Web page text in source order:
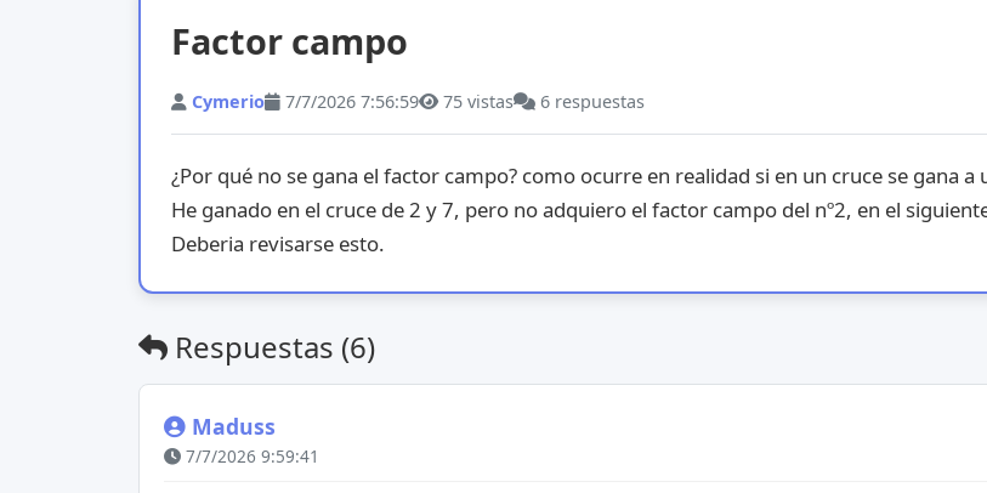
Factor campo
Cymerio 7/7/2026 7:56:59 75 vistas 6 respuestas
¿Por qué no se gana el factor campo? como ocurre en realidad si en un cruce se gana
He ganado en el cruce de 2 y 7, pero no adquiero el factor campo del nº2, en el
Deberia revisarse esto.
Respuestas (6)
Maduss
7/7/2026 9:59:41